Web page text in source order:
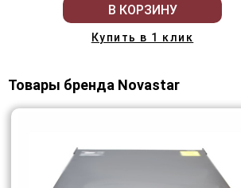
В КОРЗИНУ
Купить в 1 клик
Товары бренда Novastar